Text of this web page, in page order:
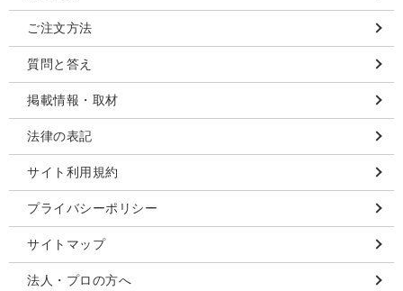
ご注文方法
質問と答え
掲載情報・取材
法律の表記
サイト利用規約
プライバシーポリシー
サイトマップ
法人・プロの方へ